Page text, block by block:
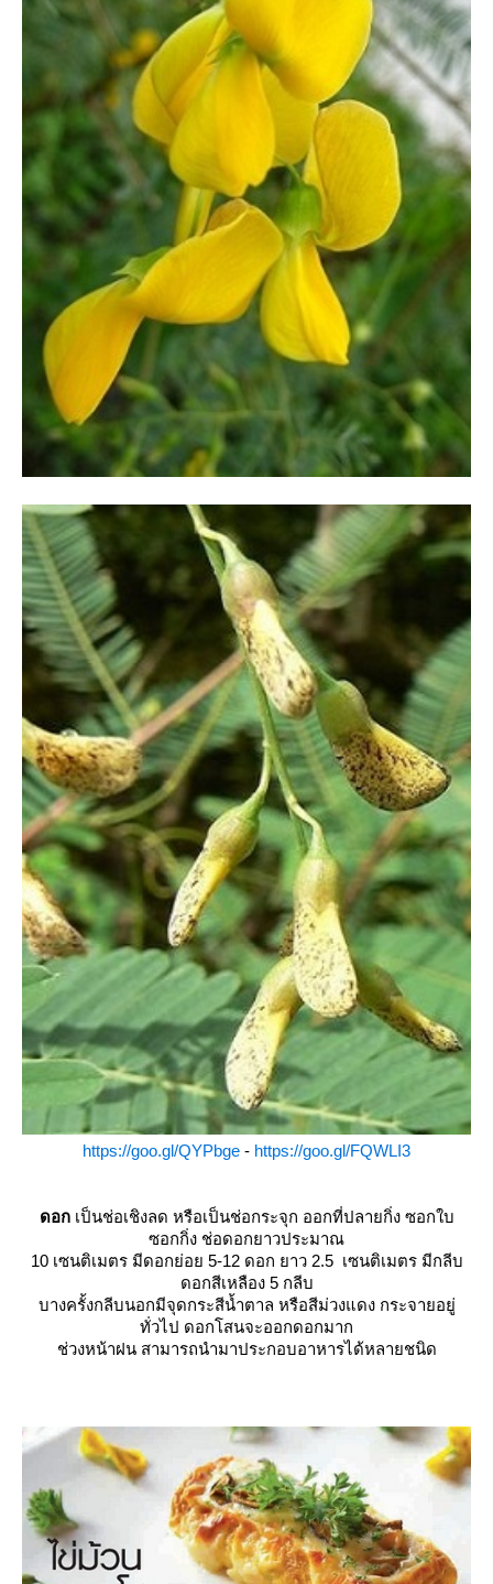
https://goo.gl/QYPbge - https://goo.gl/FQWLI3
ดอก เป็นช่อเชิงลด หรือเป็นช่อกระจุก ออกที่ปลายกิ่ง ซอกใบ
ซอกกิ่ง ช่อดอกยาวประมาณ
10 เซนติเมตร มีดอกย่อย 5-12 ดอก ยาว 2.5 เซนติเมตร มีกลีบ
ดอกสีเหลือง 5 กลีบ
บางครั้งกลีบนอกมีจุดกระสีน้ำตาล หรือสีม่วงแดง กระจายอยู่
ทั่วไป ดอกโสนจะออกดอกมาก
ช่วงหน้าฝน สามารถนำมาประกอบอาหารได้หลายชนิด